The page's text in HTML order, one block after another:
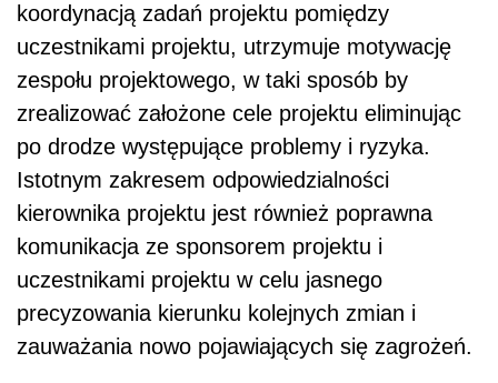
koordynacją zadań projektu pomiędzy
uczestnikami projektu, utrzymuje motywację
zespołu projektowego, w taki sposób by
zrealizować założone cele projektu eliminując
po drodze występujące problemy i ryzyka.
Istotnym zakresem odpowiedzialności
kierownika projektu jest również poprawna
komunikacja ze sponsorem projektu i
uczestnikami projektu w celu jasnego
precyzowania kierunku kolejnych zmian i
zauważania nowo pojawiających się zagrożeń.